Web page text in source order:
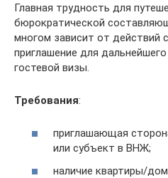
Главная трудность для
бюрократической
многом зависит от
приглашение для
гостевой визы.
Требования:
приглашающая
или субъект в ВНЖ;
наличие квартиры/